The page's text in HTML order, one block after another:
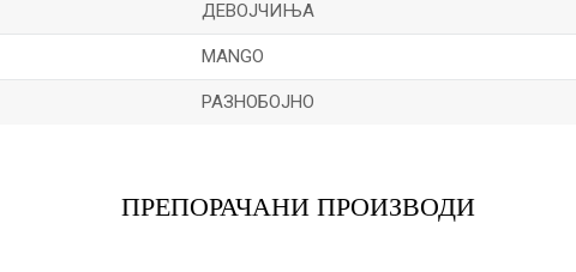
ДЕВОЈЧИЊА
MANGO
РАЗНОБОЈНО
ПРЕПОРАЧАНИ ПРОИЗВОДИ